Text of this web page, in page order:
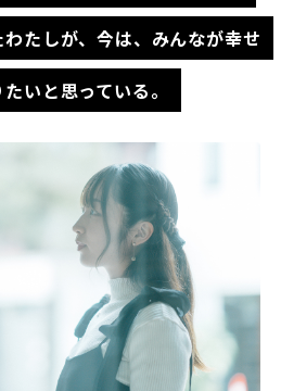
たしが、今は、みんなが幸せ
いと思っている。